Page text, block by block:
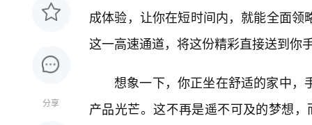
分享
成体验，让你在短时间内，就能全面
这一高速通道，将这份精彩直接送到你
想象一下，你正坐在舒适的家中，
产品光芒。这不再是遥不可及的梦想